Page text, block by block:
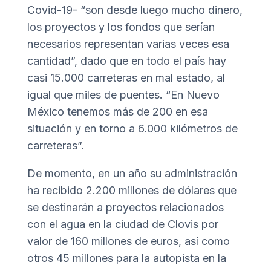
Covid-19- “son desde luego mucho dinero,
los proyectos y los fondos que serían
necesarios representan varias veces esa
cantidad”, dado que en todo el país hay
casi 15.000 carreteras en mal estado, al
igual que miles de puentes. “En Nuevo
México tenemos más de 200 en esa
situación y en torno a 6.000 kilómetros de
carreteras”.
De momento, en un año su administración
ha recibido 2.200 millones de dólares que
se destinarán a proyectos relacionados
con el agua en la ciudad de Clovis por
valor de 160 millones de euros, así como
otros 45 millones para la autopista en la